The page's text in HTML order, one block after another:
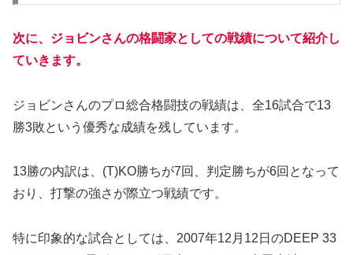
次に、ジョビンさんの格闘家としての戦績について紹介し
ていきます。
ジョビンさんのプロ総合格闘技の戦績は、全16試合で13
勝3敗という優秀な成績を残しています。
13勝の内訳は、(T)KO勝ちが7回、判定勝ちが6回となって
おり、打撃の強さが際立つ戦績です。
特に印象的な試合としては、2007年12月12日のDEEP 33